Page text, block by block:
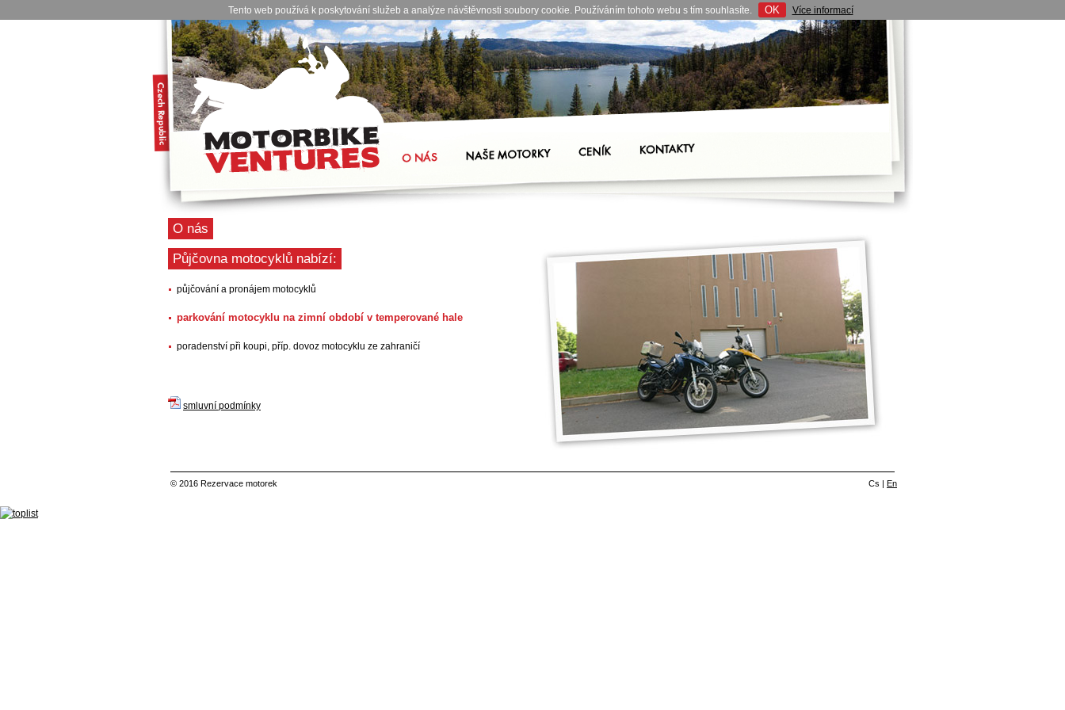
O nás
Půjčovna motocyklů nabízí:
půjčování a pronájem motocyklů
parkování motocyklu na zimní období v temperované hale
poradenství při koupi, příp. dovoz motocyklu ze zahraničí
smluvní podmínky
Cs | En
© 2016 Rezervace motorek
Tento web používá k poskytování služeb a analýze návštěvnosti soubory cookie. Používáním tohoto webu s tím souhlasíte. OK Více informací